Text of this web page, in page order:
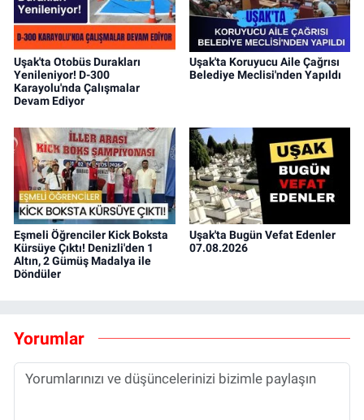
Uşak'ta Otobüs Durakları
Yenileniyor! D-300
Karayolu'nda Çalışmalar
Devam Ediyor
Uşak'ta Koruyucu Aile Çağrısı
Belediye Meclisi'nden Yapıldı
Eşmeli Öğrenciler Kick Boksta
Kürsüye Çıktı! Denizli'den 1
Altın, 2 Gümüş Madalya ile
Döndüler
Uşak'ta Bugün Vefat Edenler
07.08.2026
Yorumlar